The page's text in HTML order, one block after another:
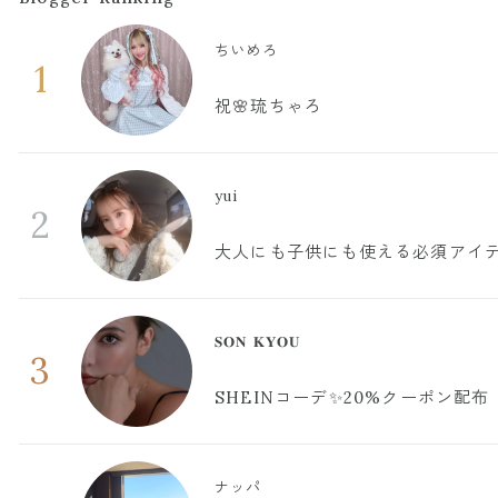
1
ちいめろ
祝🌸琉ちゃろ
2
yui
大人にも子供にも使える必須アイ
3
𝐒𝐎𝐍 𝐊𝐘𝐎𝐔
SHEINコーデ✨20%クーポン配布
ナッパ